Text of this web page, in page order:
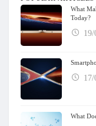
What
Today?
19/
17/
What